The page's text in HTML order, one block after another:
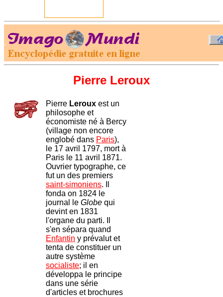
.
Pierre Leroux
Pierre Leroux est un
philosophe et
économiste né à Bercy
(village non encore
englobé dans Paris),
le 17 avril 1797, mort à
Paris le 11 avril 1871.
Ouvrier typographe, ce
fut un des premiers
saint-simoniens. Il
fonda on 1824 le
journal le Globe qui
devint en 1831
l'organe du parti. Il
s'en sépara quand
Enfantin y prévalut et
tenta de constituer un
autre système
socialiste; il en
développa le principe
dans une série
d'articles et brochures